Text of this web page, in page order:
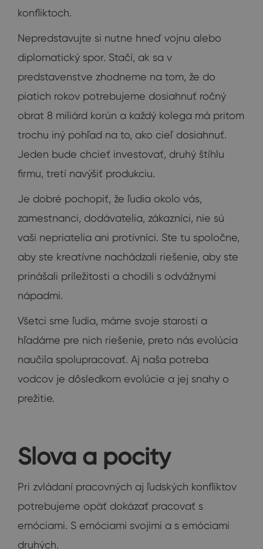
konfliktoch.
Nepredstavujte si nutne hneď vojnu alebo
diplomatický spor. Stačí, ak sa v
predstavenstve zhodneme na tom, že do
piatich rokov potrebujeme dosiahnuť ročný
obrat 8 miliárd korún a každý kolega má pritom
trochu iný pohľad na to, ako cieľ dosiahnuť.
Jeden bude chcieť investovať, druhý štíhlu
firmu, tretí navýšiť produkciu.
Je dobré pochopiť, že ľudia okolo vás,
zamestnanci, dodávatelia, zákazníci, nie sú
vaši nepriatelia ani protivníci. Ste tu spoločne,
aby ste kreatívne nachádzali riešenie, aby ste
prinášali príležitosti a chodili s odvážnymi
nápadmi.
Všetci sme ľudia, máme svoje starosti a
hľadáme pre nich riešenie, preto nás evolúcia
naučila spolupracovať. Aj naša potreba
vodcov je dôsledkom evolúcie a jej snahy o
prežitie.
Slova a pocity
Pri zvládaní pracovných aj ľudských konfliktov
potrebujeme opäť dokázať pracovať s
emóciami. S emóciami svojimi a s emóciami
druhých.